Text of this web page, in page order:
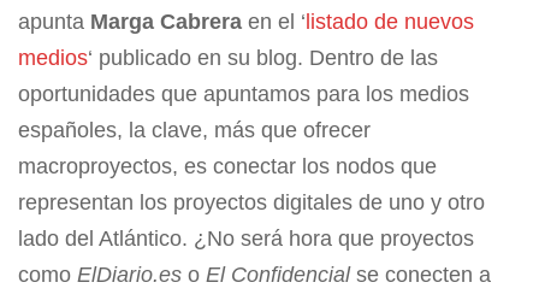
apunta Marga Cabrera en el ‘listado de nuevos
medios‘ publicado en su blog. Dentro de las
oportunidades que apuntamos para los medios
españoles, la clave, más que ofrecer
macroproyectos, es conectar los nodos que
representan los proyectos digitales de uno y otro
lado del Atlántico. ¿No será hora que proyectos
como ElDiario.es o El Confidencialse conecten a